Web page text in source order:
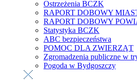
Ostrzeżenia BCZK
RAPORT DOBOWY
RAPORT DOBOWY
Statystyka BCZK
ABC bezpieczeństwa
POMOC DLA ZWIERZĄT
Zgromadzenia publiczne w
Pogoda w Bydgoszczy